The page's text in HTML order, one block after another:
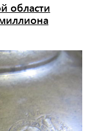
области